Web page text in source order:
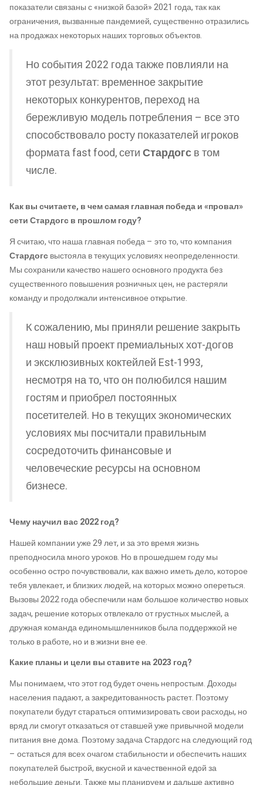
показатели связаны с «низкой базой» 2021 года, так как
ограничения, вызванные пандемией, существенно отразились
на продажах некоторых наших торговых объектов.
Но события 2022 года также повлияли на
этот результат: временное закрытие
некоторых конкурентов, переход на
бережливую модель потребления – все это
способствовало росту показателей игроков
формата fast food, сети Стардогс в том
числе.
Как вы считаете, в чем самая главная победа и «провал»
сети Стардогс в прошлом году?
Я считаю, что наша главная победа – это то, что компания
Стардогсвыстояла в текущих условиях неопределенности.
Мы сохранили качество нашего основного продукта без
существенного повышения розничных цен, не растеряли
команду и продолжали интенсивное открытие.
К сожалению, мы приняли решение закрыть
наш новый проект премиальных хот-догов
и эксклюзивных коктейлей Est-1993,
несмотря на то, что он полюбился нашим
гостям и приобрел постоянных
посетителей. Но в текущих экономических
условиях мы посчитали правильным
сосредоточить финансовые и
человеческие ресурсы на основном
бизнесе.
Чему научил вас 2022 год?
Нашей компании уже 29 лет, и за это время жизнь
преподносила много уроков. Но в прошедшем году мы
особенно остро почувствовали, как важно иметь дело, которое
тебя увлекает, и близких людей, на которых можно опереться.
Вызовы 2022 года обеспечили нам большое количество новых
задач, решение которых отвлекало от грустных мыслей, а
дружная команда единомышленников была поддержкой не
только в работе, но и в жизни вне ее.
Какие планы и цели вы ставите на 2023 год?
Мы понимаем, что этот год будет очень непростым. Доходы
населения падают, а закредитованность растет. Поэтому
покупатели будут стараться оптимизировать свои расходы, но
вряд ли смогут отказаться от ставшей уже привычной модели
питания вне дома. Поэтому задача Стардогс на следующий год
– остаться для всех очагом стабильности и обеспечить наших
покупателей быстрой, вкусной и качественной едой за
небольшие деньги. Также мы планируем и дальше активно